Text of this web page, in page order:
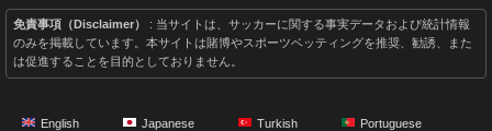
免責事項（Disclaimer）
: 当サイトは、サッカーに関する事実データおよび統計情報
のみを掲載しています。本サイトは賭博やスポーツベッティングを推奨、勧誘、また
は促進することを目的としておりません。
English Japanese Turkish Portuguese